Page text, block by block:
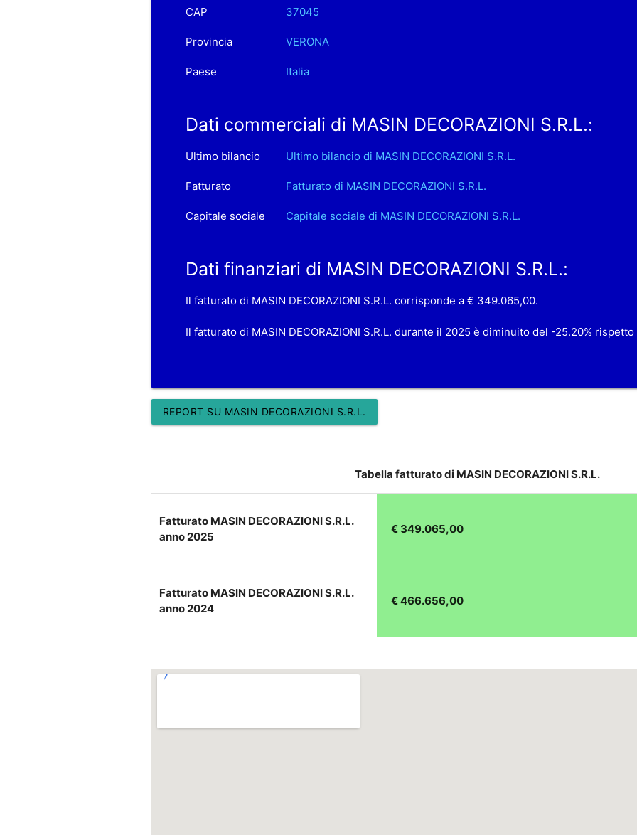
CAP 37045
Provincia VERONA
Paese Italia
Dati commerciali di MASIN DECORAZIONI S.R.L.:
Ultimo bilancio Ultimo bilancio di MASIN DECORAZIONI S.R.L.
Fatturato Fatturato di MASIN DECORAZIONI S.R.L.
Capitale sociale Capitale sociale di MASIN DECORAZIONI S.R.L.
Dati finanziari di MASIN DECORAZIONI S.R.L.:
Il fatturato di MASIN DECORAZIONI S.R.L. corrisponde a € 349.065,00.
Il fatturato di MASIN DECORAZIONI S.R.L. durante il 2025 è diminuito del -25.20% rispetto
REPORT SU MASIN DECORAZIONI S.R.L.
Tabella fatturato di MASIN DECORAZIONI S.R.L.
Fatturato MASIN DECORAZIONI S.R.L.
anno 2025
€ 349.065,00
Fatturato MASIN DECORAZIONI S.R.L.
anno 2024
€ 466.656,00